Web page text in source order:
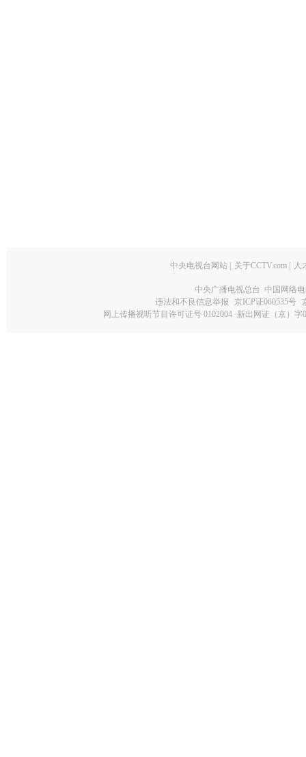
中央电视台网站 关于CCTV.com 人
中央广播电视总台 中国网络
违法和不良信息举报
京ICP证060535号
网上传播视听节目许可证号 0102004 新出网证（京）